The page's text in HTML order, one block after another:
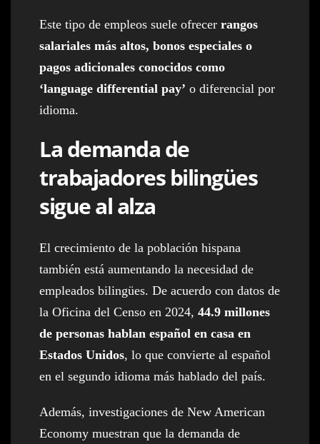
Este tipo de empleos suele ofrecer rangos
salariales más altos, bonos especiales o
pagos adicionales conocidos como
‘language differential pay’ o diferencial por
idioma.
La demanda de
trabajadores bilingües
sigue al alza
El crecimiento de la población hispana
también está aumentando la necesidad de
empleados bilingües. De acuerdo con datos de
la Oficina del Censo en 2024, 44.9 millones
de personas hablan español en casa en
Estados Unidos, lo que convierte al español
en el segundo idioma más hablado del país.
Además, investigaciones de New American
Economy muestran que la demanda de